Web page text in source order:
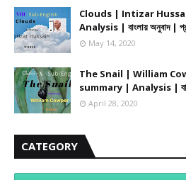
Clouds | Intizar
Analysis | বাংলায় অনুবাদ |
May 14, 2020
The Snail | William
summary | Analysis |
April 28, 2020
CATEGORY